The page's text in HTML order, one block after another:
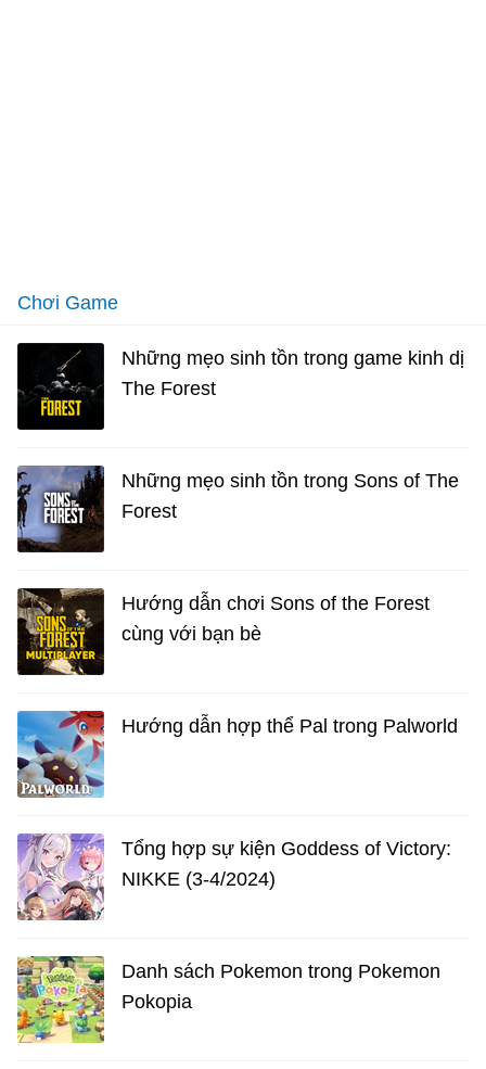
Chơi Game
Những mẹo sinh tồn trong game kinh dị
The Forest
Những mẹo sinh tồn trong Sons of The
Forest
Hướng dẫn chơi Sons of the Forest
cùng với bạn bè
Hướng dẫn hợp thể Pal trong Palworld
Tổng hợp sự kiện Goddess of Victory:
NIKKE (3-4/2024)
Danh sách Pokemon trong Pokemon
Pokopia